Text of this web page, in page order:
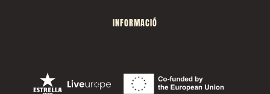
INFORMACIÓ